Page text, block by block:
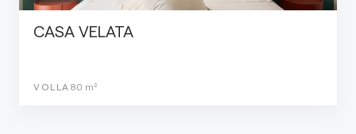
CASA VELATA
VOLLA 80 m²